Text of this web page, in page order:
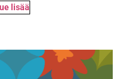
lisää